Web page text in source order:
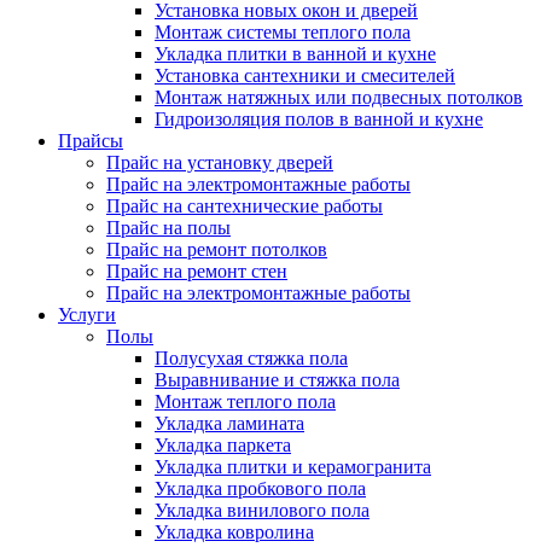
Установка новых окон и дверей
Монтаж системы теплого пола
Укладка плитки в ванной и кухне
Установка сантехники и смесителей
Монтаж натяжных или подвесных потолков
Гидроизоляция полов в ванной и кухне
Прайсы
Прайс на установку дверей
Прайс на электромонтажные работы
Прайс на сантехнические работы
Прайс на полы
Прайс на ремонт потолков
Прайс на ремонт стен
Прайс на электромонтажные работы
Услуги
Полы
Полусухая стяжка пола
Выравнивание и стяжка пола
Монтаж теплого пола
Укладка ламината
Укладка паркета
Укладка плитки и керамогранита
Укладка пробкового пола
Укладка винилового пола
Укладка ковролина